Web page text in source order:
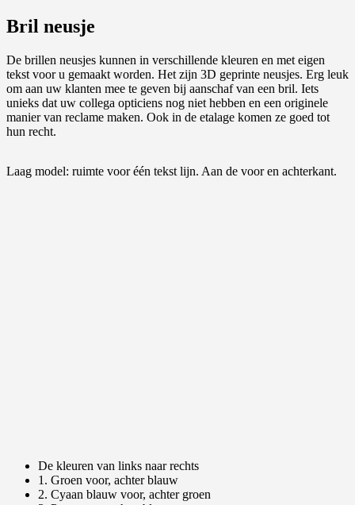
Bril neusje
De brillen neusjes kunnen in verschillende kleuren en met eigen
tekst voor u gemaakt worden. Het zijn 3D geprinte neusjes. Erg leuk
om aan uw klanten mee te geven bij aanschaf van een bril. Iets
unieks dat uw collega opticiens nog niet hebben en een originele
manier van reclame maken. Ook in de etalage komen ze goed tot
hun recht.
Laag model: ruimte voor één tekst lijn. Aan de voor en achterkant.
De kleuren van links naar rechts
1. Groen voor, achter blauw
2. Cyaan blauw voor, achter groen